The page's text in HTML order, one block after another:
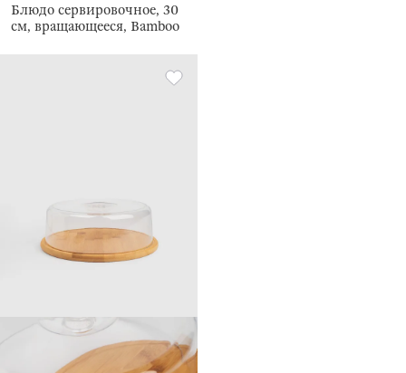
Блюдо сервировочное, 30
см, вращающееся, Bamboo